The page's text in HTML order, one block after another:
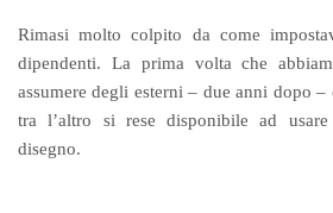
Rimasi molto colpito da come
dipendenti. La prima volta che
assumere degli esterni – due anni dopo
tra l’altro si rese disponibile ad
disegno.